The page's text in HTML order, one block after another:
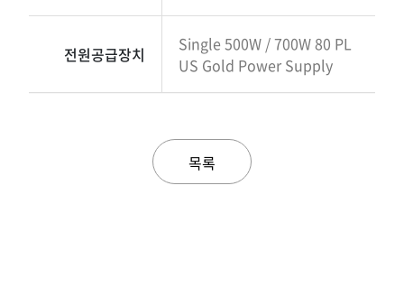
전원공급장치
Single 500W / 700W 80 PL
US Gold Power Supply
목록